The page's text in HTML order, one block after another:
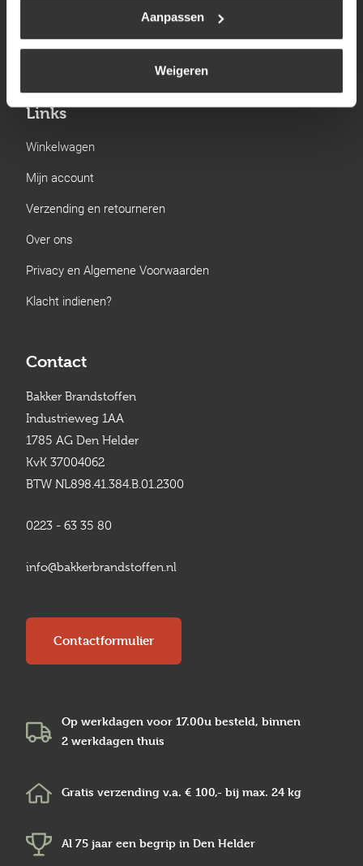
Aanpassen
Weigeren
Gastechniek
Links
Winkelwagen
Mijn account
Verzending en retourneren
Over ons
Privacy en Algemene Voorwaarden
Klacht indienen?
Contact
Bakker Brandstoffen
Industrieweg 1AA
1785 AG Den Helder
KvK 37004062
BTW NL898.41.384.B.01.2300
0223 - 63 35 80
info@bakkerbrandstoffen.nl
Contactformulier
Op werkdagen voor 17.00u besteld, binnen
2 werkdagen thuis
Gratis verzending v.a. € 100,- bij max. 24 kg
Al 75 jaar een begrip in Den Helder